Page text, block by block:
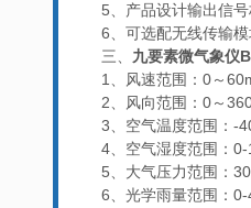
5、产品设计输出信
6、可选配无线传输
三、 九要素微气象仪
1、风速范围：0～
2、风向范围：0～
3、空气温度范围：
4、空气湿度范围：
5、大气压力范围：
6、光学雨量范围：